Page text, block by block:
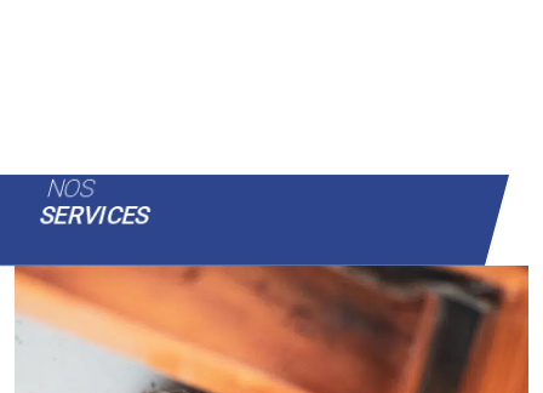
NOS
SERVICES